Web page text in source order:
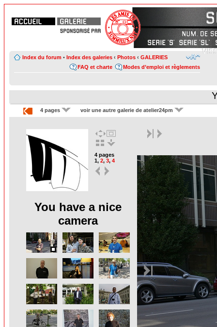
Index du forum • Index des galeries ‹ Photos ‹ GALERIES
Modes d’emploi et règlements
FAQ et charte
4 pages voir une autre galerie de atelier24pm
4 pages
1, 2, 3, 4
You have a nice
camera